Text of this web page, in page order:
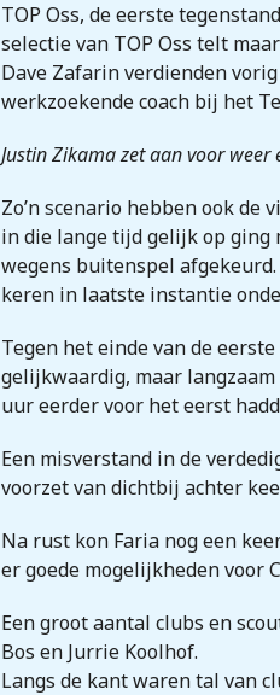
TOP Oss, de eerste
selectie van TOP Oss telt
Dave Zafarin verdienden
werkzoekende coach bij het
Justin Zikama zet aan voor weer
Zo’n scenario hebben ook
in die lange tijd gelijk op ging
wegens buitenspel
keren in laatste instantie
Tegen het einde van de
gelijkwaardig, maar
uur eerder voor het eerst
Een misverstand in de
voorzet van dichtbij achter
Na rust kon Faria nog een
er goede mogelijkheden voor
Een groot aantal clubs en
Bos en Jurrie Koolhof.
Langs de kant waren tal van